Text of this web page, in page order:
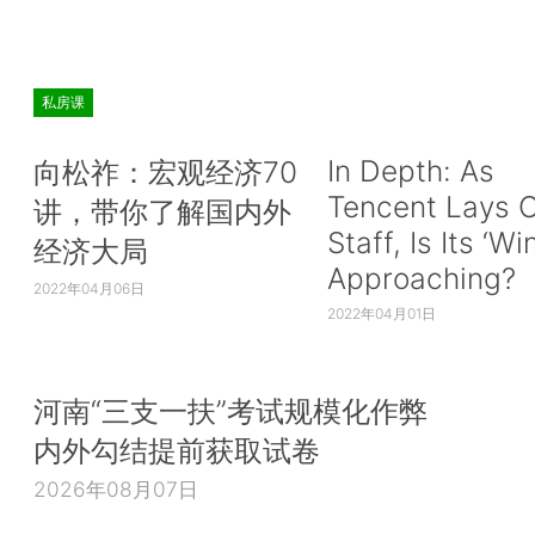
私房课
向松祚：宏观经济70
讲，带你了解国内外
经济大局
2022年04月06日
In Depth: As
Tencent Lays
Staff, Is Its
Approaching?
2022年04月01日
河南“三支一扶”考试规模化作弊
内外勾结提前获取试卷
2026年08月07日